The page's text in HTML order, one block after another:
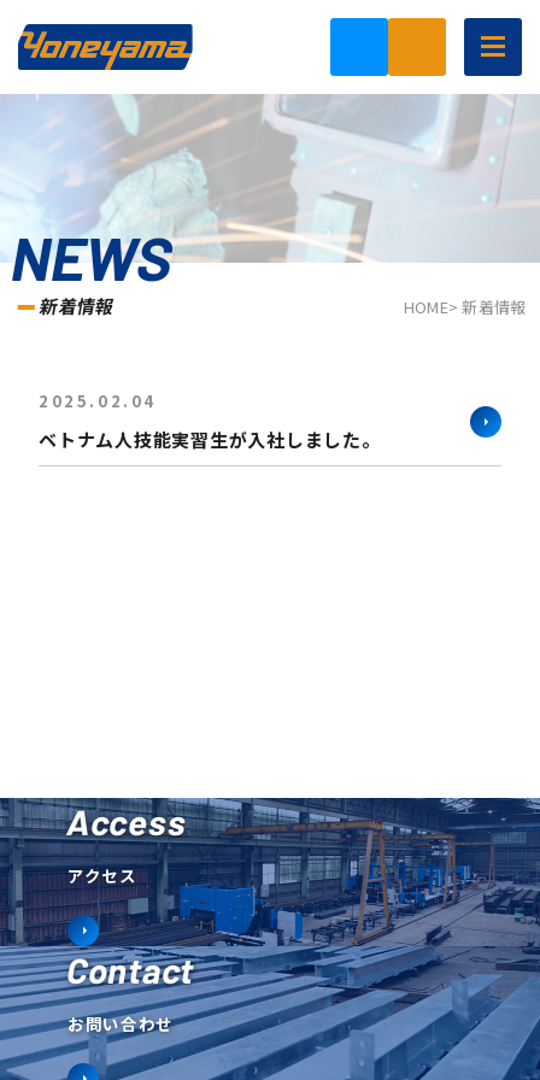
NEWS
新着情報 HOME> 新着情報
2025.02.04
ベトナム人技能実習生が入社しました。
Access
アクセス
Contact
お問い合わせ